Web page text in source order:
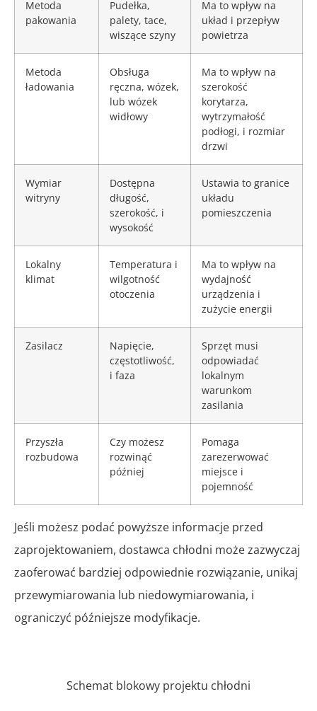
Metoda
pakowania
Pudełka,
palety, tace,
wiszące szyny
Ma to wpływ na
układ i przepływ
powietrza
Metoda
ładowania
Obsługa
ręczna, wózek,
lub wózek
widłowy
Ma to wpływ na
szerokość
korytarza,
wytrzymałość
podłogi, i rozmiar
drzwi
Wymiar
witryny
Dostępna
długość,
szerokość, i
wysokość
Ustawia to granice
układu
pomieszczenia
Lokalny
klimat
Temperatura i
wilgotność
otoczenia
Ma to wpływ na
wydajność
urządzenia i
zużycie energii
Zasilacz
Napięcie,
częstotliwość,
i faza
Sprzęt musi
odpowiadać
lokalnym
warunkom
zasilania
Przyszła
rozbudowa
Czy możesz
rozwinąć
później
Pomaga
zarezerwować
miejsce i
pojemność
Jeśli możesz podać powyższe informacje przed
zaprojektowaniem, dostawca chłodni może zazwyczaj
zaoferować bardziej odpowiednie rozwiązanie, unikaj
przewymiarowania lub niedowymiarowania, i
ograniczyć późniejsze modyfikacje.
Schemat blokowy projektu chłodni